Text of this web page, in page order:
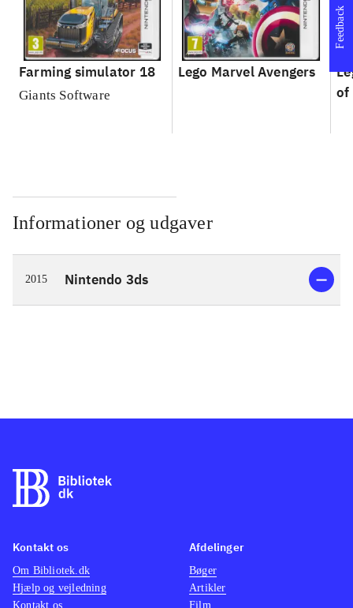
Farming simulator 18
Giants Software
Lego Marvel Avengers
of
Informationer og udgaver
2015 Nintendo 3ds
Feedback
Kontakt os
Om Bibliotek.dk
Hjælp og vejledning
Kontakt os
Afdelinger
Bøger
Artikler
Film